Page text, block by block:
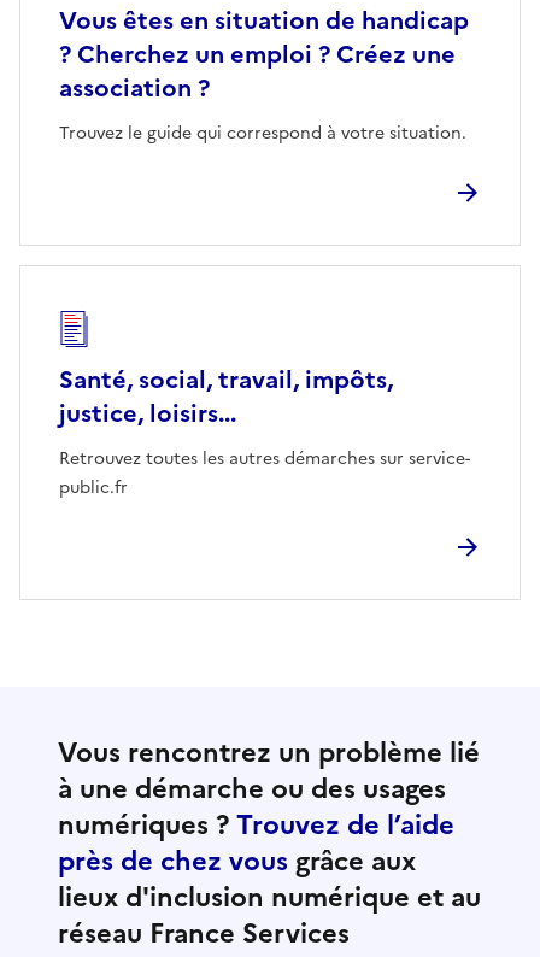
Vous êtes en situation de handicap
? Cherchez un emploi ? Créez une
association ?
Trouvez le guide qui correspond à votre situation.
Santé, social, travail, impôts,
justice, loisirs...
Retrouvez toutes les autres démarches sur service-
public.fr
Vous rencontrez un problème lié
à une démarche ou des usages
numériques ?Trouvez de l’aide
près de chez vous grâce aux
lieux d'inclusion numérique et au
réseau France Services